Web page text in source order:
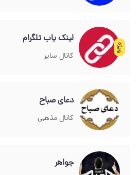
ویژه
لینک یاب تلگرام
کانال سایر
دعای صباح
کانال مذهبی
جواهر